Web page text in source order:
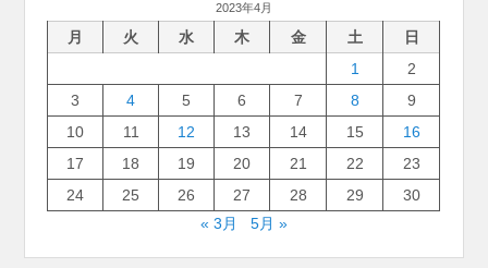
2023年4月
月 火 水 木 金 土
日
1
2
3
4 5 6 7 8
9
10
11 12 13 14 15
16
17
18 19 20 21 22
23
24
25 26 27 28 29
30
« 3月
5月 »